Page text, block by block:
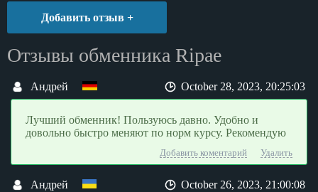
воспользовавшись преимуществами которых, вы
сможете совершать обмен электронных валют на более
зарегистрироваться на сайте.
Наш пункт обмена электронных валют – система,
созданная на базе современного программного
обеспечения и содержащая весь набор необходимых
наиболее распространенных видов электронных денег.
За время работы мы приобрели репутацию
проверенного партнера и делаем все возможное, чтобы
ваши впечатления от нашего сервиса были только
Добавить отзыв +
Отзывы обменника Ripae
Андрей October 28, 2023, 20:25:03
Лучший обменник! Пользуюсь давно. Удобно и
довольно быстро меняют по норм курсу. Рекомендую
Добавить коментарий Удалить
Андрей October 26, 2023, 21:00:08